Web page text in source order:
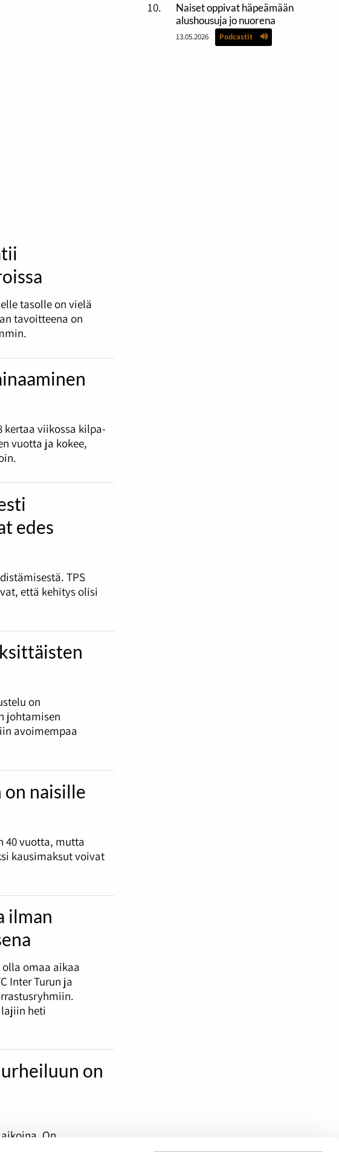
tasolle on vielä
tavoitteena on
kertaa viikossa kilpa-
vuotta ja kokee,
edes
TPS
että kehitys olisi
on
johtamisen
avoimempaa
on naisille
40 vuotta, mutta
kausimaksut voivat
ilman
omaa aikaa
Inter Turun ja
heti
on
On
Naiset oppivat häpeämään
alushousuja jo nuorena
13.05.2026 Podcastit